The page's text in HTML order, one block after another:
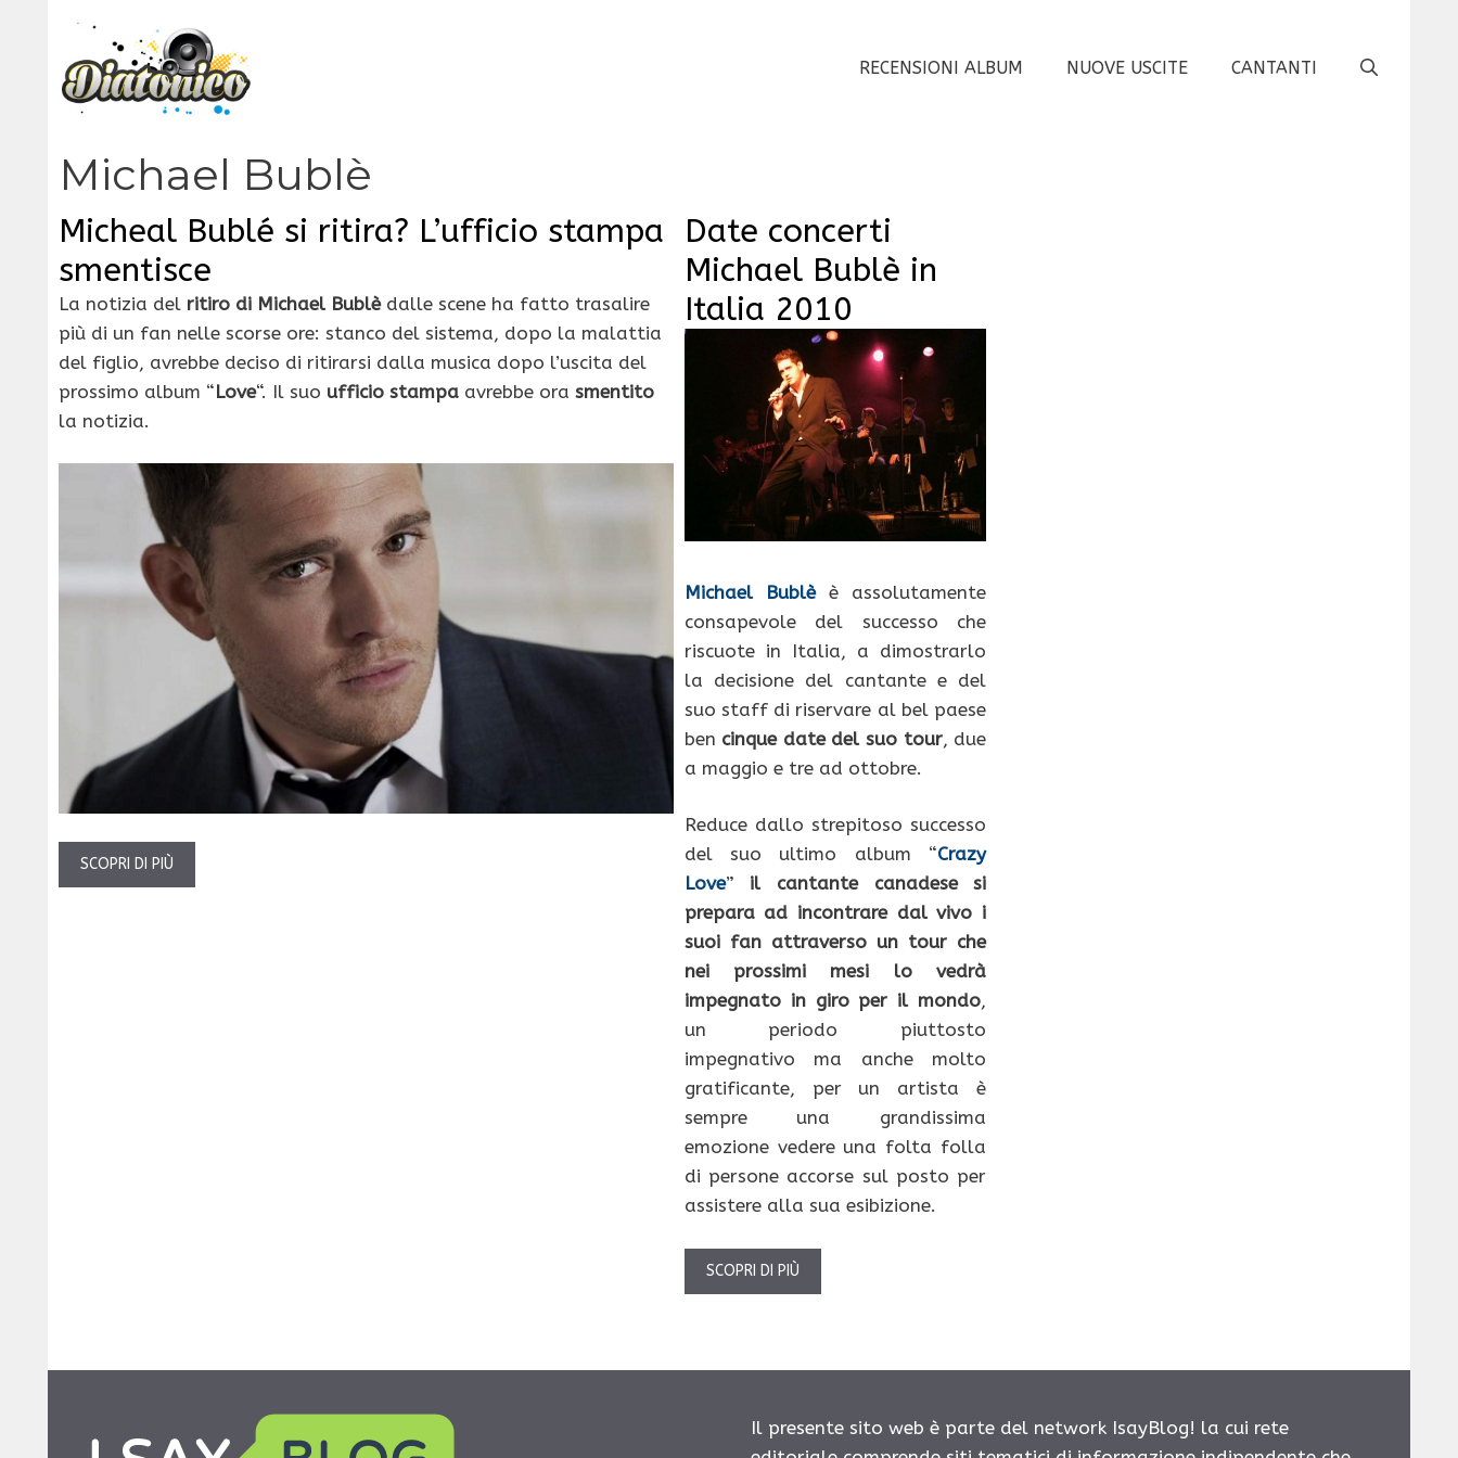
contenuto
RECENSIONI ALBUM NUOVE USCITE CANTANTI
Michael Bublè
Micheal Bublé si ritira? L’ufficio stampa
smentisce
La notizia del ritiro di Michael Bublèdalle scene ha fatto trasalire
più di un fan nelle scorse ore: stanco del sistema, dopo la malattia
del figlio, avrebbe deciso di ritirarsi dalla musica dopo l’uscita del
prossimo album “Love“. Il suo ufficio stampa avrebbe ora smentito
la notizia.
SCOPRI DI PIÙ
Date concerti
Michael Bublè in
Italia 2010
Michael Bublèè assolutamente
consapevole del successo che
riscuote in Italia, a dimostrarlo
la decisione del cantante e del
suo staff di riservare al bel paese
ben cinque date del suo tour, due
a maggio e tre ad ottobre.
Reduce dallo strepitoso successo
del suo ultimo album “Crazy
Love” il cantante canadese si
prepara ad incontrare dal vivo i
suoi fan attraverso un tour che
nei prossimi mesi lo vedrà
impegnato in giro per il mondo,
un periodo piuttosto
impegnativo ma anche molto
gratificante, per un artista è
sempre una grandissima
emozione vedere una folta folla
di persone accorse sul posto per
assistere alla sua esibizione.
SCOPRI DI PIÙ
Il presente sito web è parte del network IsayBlog! la cui rete